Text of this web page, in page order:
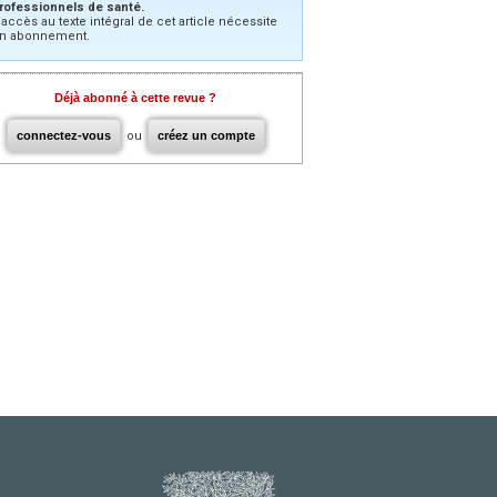
de santé.
au texte intégral de cet article nécessite
abonnement.
Déjà abonné à cette revue ?
connectez-vous ou créez un compte